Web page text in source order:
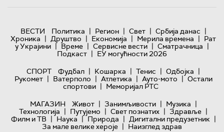
ВЕСТИ Политика | Регион | Свет | Србија данас |
Хроника | Друштво | Економија | Мерила времена | Рат
у Украјини | Време | Сервисне вести | Сматрачница |
Подкаст | ЕУ могућности 2026
СПОРТ
Фудбал | Кошарка | Тенис | Одбојка |
Рукомет | Ватерполо | Атлетика | Ауто-мото | Остали
спортови | Меморијал РТС
МАГАЗИН
Живот | Занимљивости | Музика |
Технологијa | Путујемо | Свет познатих | Здравље |
Филм и ТВ | Наука | Природа | Дигитални предузетник |
За мале велике хероје | Наизглед здрав